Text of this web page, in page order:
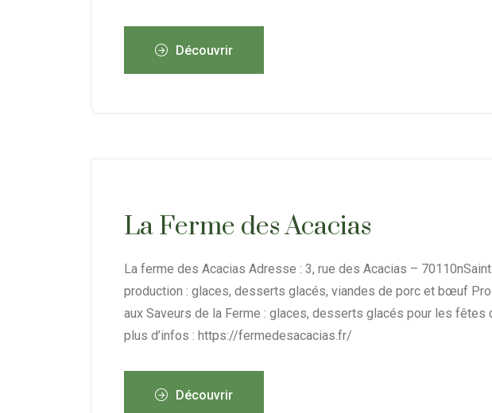
Découvrir
La Ferme des Acacias
La ferme des Acacias Adresse : 3, rue des Acacias –
production : glaces, desserts glacés, viandes de porc et bœuf
aux Saveurs de la Ferme : glaces, desserts glacés pour les fêtes
plus d’infos : https://fermedesacacias.fr/
Découvrir